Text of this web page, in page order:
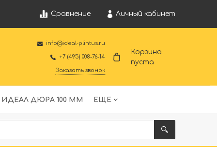
Сравнение Личный кабинет
info@ideal-plintus.ru
+7 (495) 008-76-14
Заказать звонок
Корзина
пуста
ДЮРА 100 ММ ЕЩЕ